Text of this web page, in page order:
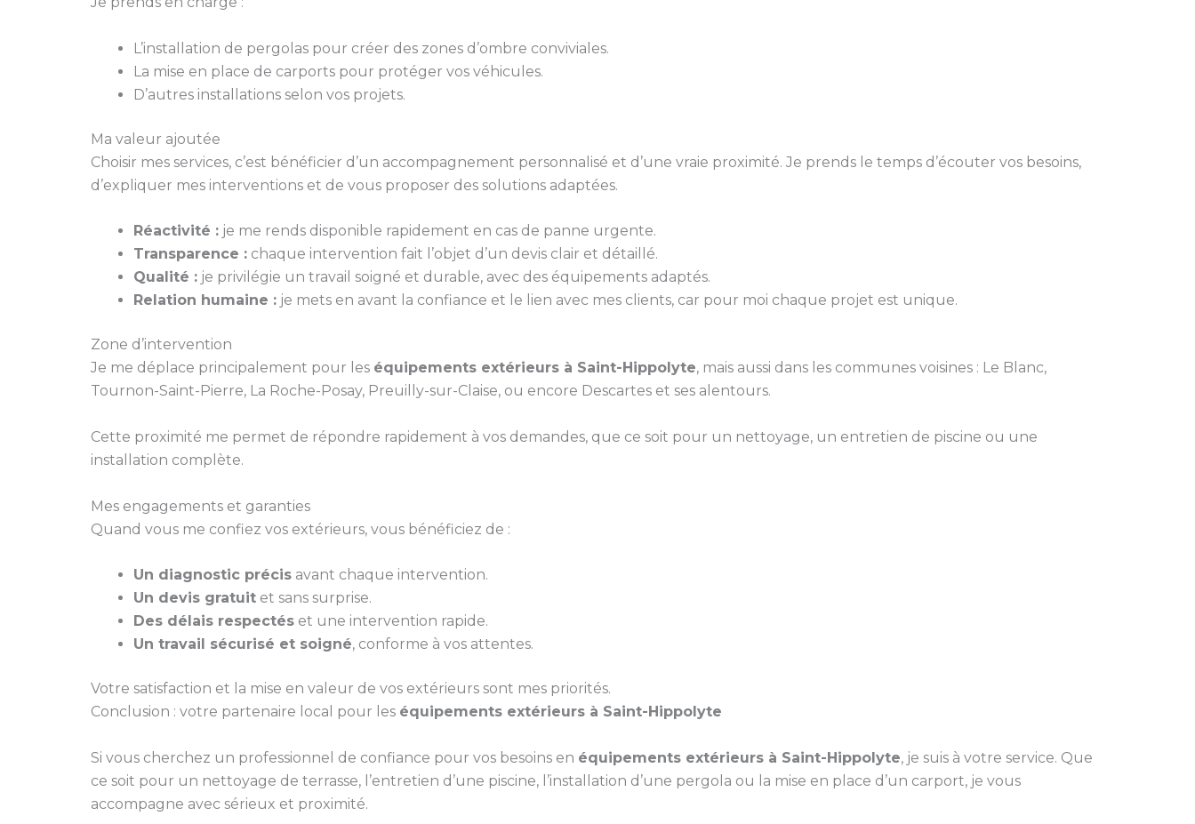
L’installation de pergolas pour créer des zones d’ombre conviviales.
La mise en place de carports pour protéger vos véhicules.
D’autres installations selon vos projets.
Ma valeur ajoutée
Choisir mes services, c’est bénéficier d’un accompagnement personnalisé et d’une vraie proximité. Je prends le temps d’écouter vos besoins,
d’expliquer mes interventions et de vous proposer des solutions adaptées.
Réactivité : je me rends disponible rapidement en cas de panne urgente.
Transparence : chaque intervention fait l’objet d’un devis clair et détaillé.
Qualité : je privilégie un travail soigné et durable, avec des équipements adaptés.
Relation humaine : je mets en avant la confiance et le lien avec mes clients, car pour moi chaque projet est unique.
Zone d’intervention
Je me déplace principalement pour les équipements extérieurs à Saint-Hippolyte, mais aussi dans les communes voisines : Le Blanc,
Tournon-Saint-Pierre, La Roche-Posay, Preuilly-sur-Claise, ou encore Descartes et ses alentours.
Cette proximité me permet de répondre rapidement à vos demandes, que ce soit pour un nettoyage, un entretien de piscine ou une
installation complète.
Mes engagements et garanties
Quand vous me confiez vos extérieurs, vous bénéficiez de :
Un diagnostic précis avant chaque intervention.
Un devis gratuit et sans surprise.
Des délais respectés et une intervention rapide.
Un travail sécurisé et soigné, conforme à vos attentes.
Votre satisfaction et la mise en valeur de vos extérieurs sont mes priorités.
Conclusion : votre partenaire local pour les équipements extérieurs à Saint-Hippolyte
Si vous cherchez un professionnel de confiance pour vos besoins en équipements extérieurs à Saint-Hippolyte, je suis à votre service. Que
ce soit pour un nettoyage de terrasse, l’entretien d’une piscine, l’installation d’une pergola ou la mise en place d’un carport, je vous
accompagne avec sérieux et proximité.